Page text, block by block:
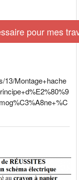
pour mes
13/Montage+hache